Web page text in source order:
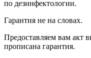
по дезинфектологии.
Гарантия не на словах.
Предоставляем вам акт
прописана гарантия.